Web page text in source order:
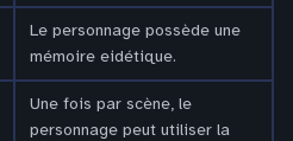
Le personnage possède une
mémoire eidétique.
Une fois par scène, le
personnage peut utiliser la